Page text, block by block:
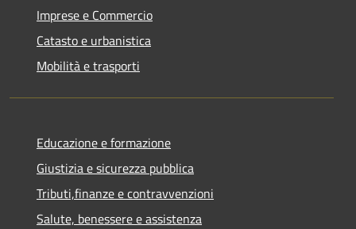
Imprese e Commercio
Catasto e urbanistica
Mobilità e trasporti
Educazione e formazione
Giustizia e sicurezza pubblica
Tributi,finanze e contravvenzioni
Salute, benessere e assistenza